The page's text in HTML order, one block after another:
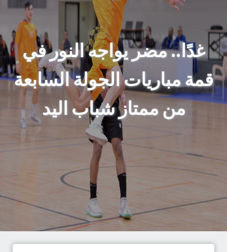
غدًا.. مضر يواجه النور في
قمة مباريات الجولة السابعة
من ممتاز شباب اليد